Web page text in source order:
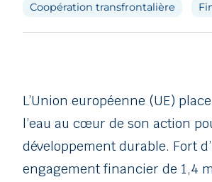
Coopération transfrontalière
L’Union européenne (UE)
l’eau au cœur de son action
développement durable. Fort
engagement financier de 1,4